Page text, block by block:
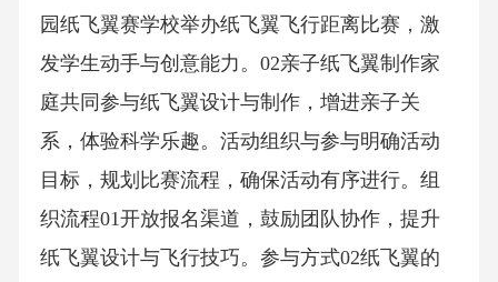
园纸飞翼赛学校举办纸飞翼飞行距离比赛，激
发学生动手与创意能力。02亲子纸飞翼制作家
庭共同参与纸飞翼设计与制作，增进亲子关
系，体验科学乐趣。活动组织与参与明确活动
目标，规划比赛流程，确保活动有序进行。组
织流程01开放报名渠道，鼓励团队协作，提升
纸飞翼设计与飞行技巧。参与方式02纸飞翼的